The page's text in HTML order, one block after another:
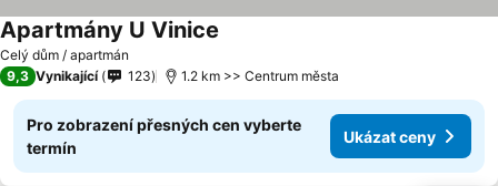
Celý dům / apartmán
Apartmány U Vinice
9,3 Vynikající 123 1.2 km >> Centrum města
Pro zobrazení přesných cen vyberte
termín
Ukázat ceny